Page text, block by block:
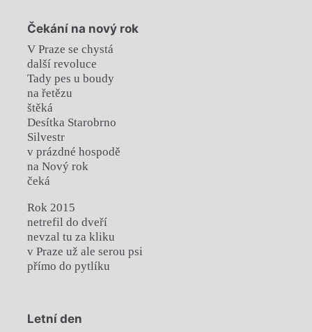
Čekání na nový rok
V Praze se chystá
další revoluce
Tady pes u boudy
na řetězu
štěká
Desítka Starobrno
Silvestr
v prázdné hospodě
na Nový rok
čeká
Rok 2015
netrefil do dveří
nevzal tu za kliku
v Praze už ale serou psi
přímo do pytlíku
Letní den